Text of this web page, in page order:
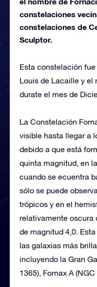
constelaciones
constelaciones de
Sculptor.
Esta constelación
Louis de Lacaille y el
durate el mes de
La Constelación
visible hasta llegar a
debido a que está
quinta magnitud, en
cuando se ecuentra
sólo se puede
trópicos y en el
relativamente oscura
de magnitud 4,0.
las galaxias más
incluyendo la Gran
1365), Fornax A (NGC